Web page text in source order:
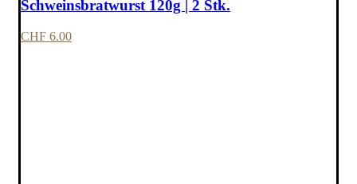
Schweinsbratwurst 120g | 2 Stk.
CHF 6.00